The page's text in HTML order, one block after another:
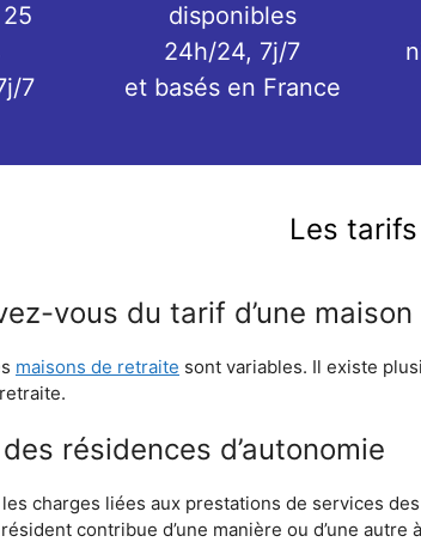
7
disponibles
24h/24, 7j/7
et basés en France
Les
vous du tarif d’une
maisons de retraite sont variables. Il existe
résidences d’autonomie
charges liées aux prestations de services
contribue d’une manière ou d’une autre